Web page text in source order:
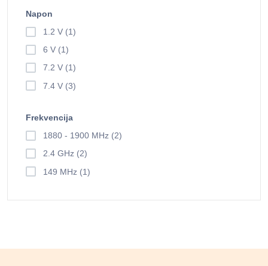
Napon
1.2 V (1)
6 V (1)
7.2 V (1)
7.4 V (3)
Frekvencija
1880 - 1900 MHz (2)
2.4 GHz (2)
149 MHz (1)